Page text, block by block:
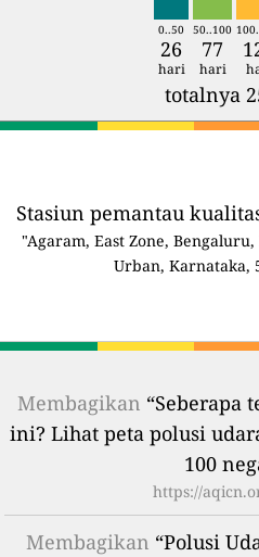
0..50 50..100
26 77
hari hari
totalnya
Stasiun pemantau
"Agaram, East Zone,
Urban, Karnataka,
Membagikan “Seberapa
ini? Lihat peta polusi
100
https://
Membagikan “Polusi